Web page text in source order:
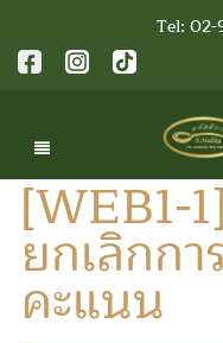
Tel: 02-
[WEB1-
ยกเลิกกา
คะแนน